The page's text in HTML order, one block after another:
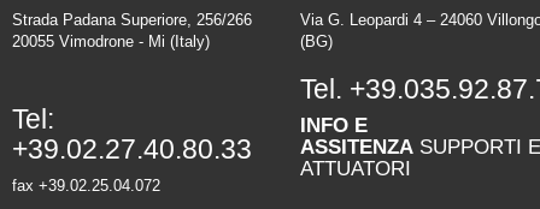
Strada Padana Superiore, 256/266
20055 Vimodrone - Mi (Italy)
Tel:
+39.02.27.40.80.33
fax +39.02.25.04.072
Via G. Leopardi 4 – 24060
(BG)
Tel.
INFO E
ASSITENZA SUPPORTI E
ATTUATORI